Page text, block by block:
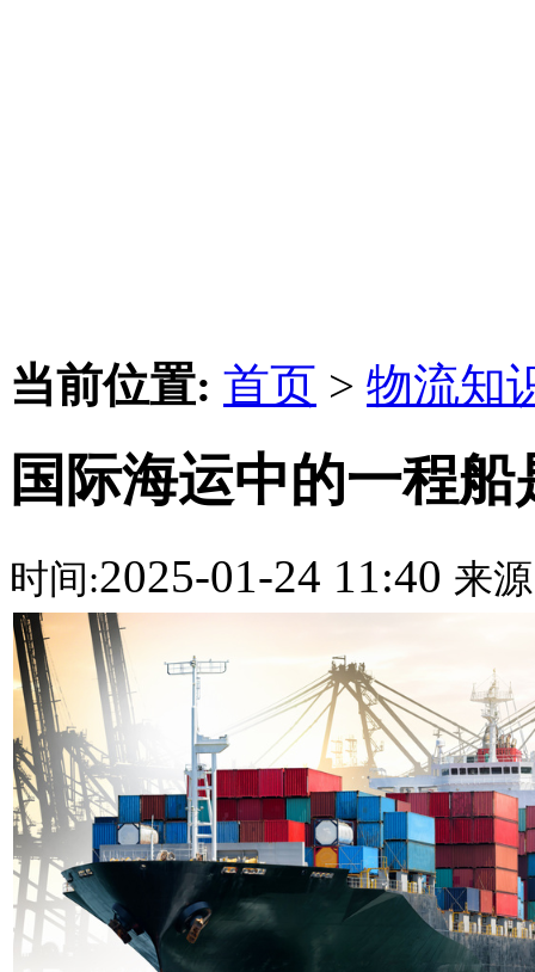
当前位置: 首页 > 物流知
国际海运中的一程船
时间:2025-01-24 11:40 来